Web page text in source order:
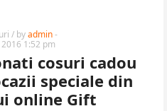
/ byadmin-
1:52 pm
cosuri cadou
speciale din
online Gift